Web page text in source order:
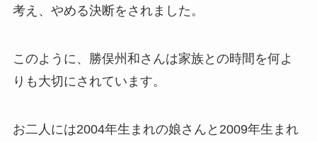
考え、やめる決断をされました。
このように、勝俣州和さんは家族との時間を何よ
りも大切にされています。
お二人には2004年生まれの娘さんと2009年生まれ